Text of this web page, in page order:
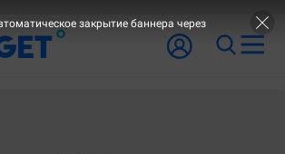
закрытие баннера через